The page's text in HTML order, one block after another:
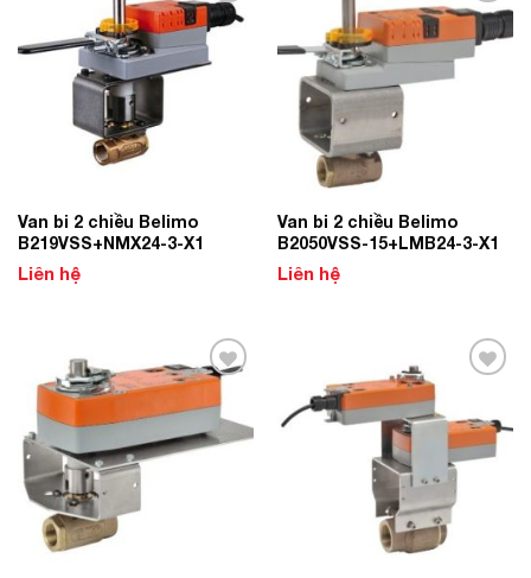
Add to
Wishlist
Van bi 2 chiều Belimo
B219VSS+NMX24-3-X1
Liên hệ
Add to
Wishlist
Van bi 2 chiều Belimo
B2050VSS-15+LMB24-3-X1
Liên hệ
Wishlist